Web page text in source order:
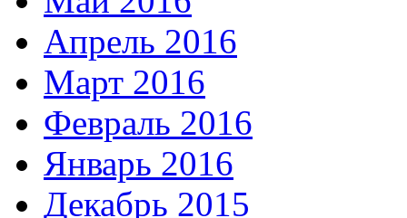
Апрель 2016
Март 2016
Февраль 2016
Январь 2016
Декабрь 2015